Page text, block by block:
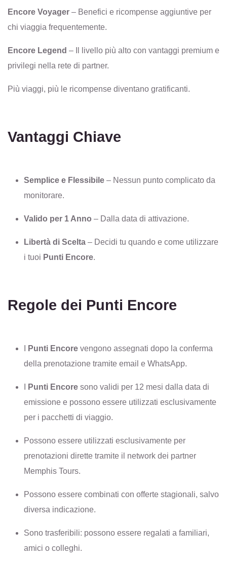
Encore Voyager – Benefici e ricompense aggiuntive per
chi viaggia frequentemente.
Encore Legend – Il livello più alto con vantaggi premium e
privilegi nella rete di partner.
Più viaggi, più le ricompense diventano gratificanti.
Vantaggi Chiave
Semplice e Flessibile – Nessun punto complicato da
monitorare.
Valido per 1 Anno – Dalla data di attivazione.
Libertà di Scelta – Decidi tu quando e come utilizzare
i tuoi Punti Encore.
Regole dei Punti Encore
Punti Encore vengono assegnati dopo la conferma
della prenotazione tramite email e WhatsApp.
Punti Encore sono validi per 12 mesi dalla data di
emissione e possono essere utilizzati esclusivamente
per i pacchetti di viaggio.
Possono essere utilizzati esclusivamente per
prenotazioni dirette tramite il network dei partner
Memphis Tours.
Possono essere combinati con offerte stagionali, salvo
diversa indicazione.
Sono trasferibili: possono essere regalati a familiari,
amici o colleghi.